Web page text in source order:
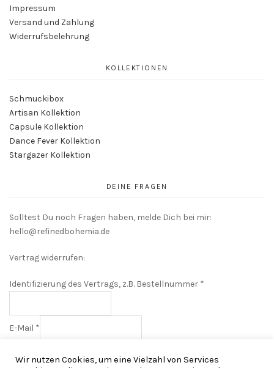
Impressum
Versand und Zahlung
Widerrufsbelehrung
KOLLEKTIONEN
Schmuckibox
Artisan Kollektion
Capsule Kollektion
Dance Fever Kollektion
Stargazer Kollektion
DEINE FRAGEN
Solltest Du noch Fragen haben, melde Dich bei mir:
hello@refinedbohemia.de
Vertrag widerrufen:
Identifizierung des Vertrags, z.B. Bestellnummer *
E-Mail *
Mail
Wir nutzen Cookies, um eine Vielzahl von Services